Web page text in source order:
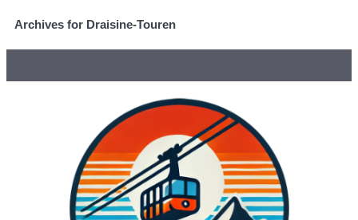
Archives for Draisine-Touren